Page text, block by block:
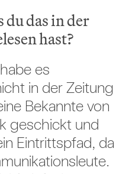
du das in der
hast?
es
in der Zeitung
Bekannte von
geschickt und
Eintrittspfad, da